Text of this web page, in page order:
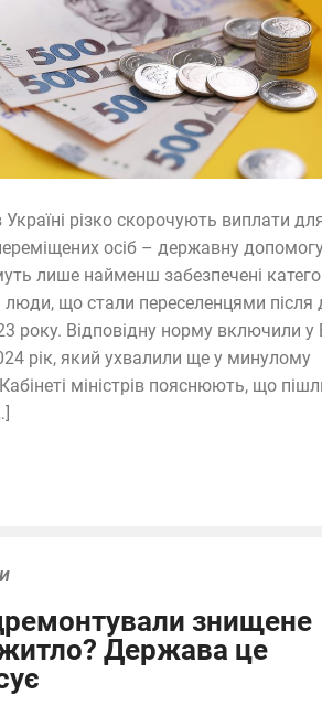
різко скорочують виплати
осіб – державну
лише найменш забезпечені
люди, що стали переселенцями після
року. Відповідну норму включили
рік, який ухвалили ще у минулому
міністрів пояснюють, що
знищене
Держава це